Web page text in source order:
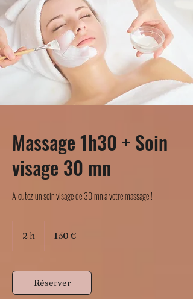
Massage 1h30 + Soin
visage 30 mn
Ajoutez un soin visage de 30 mn à votre massage !
2 h 150 €
Réserver